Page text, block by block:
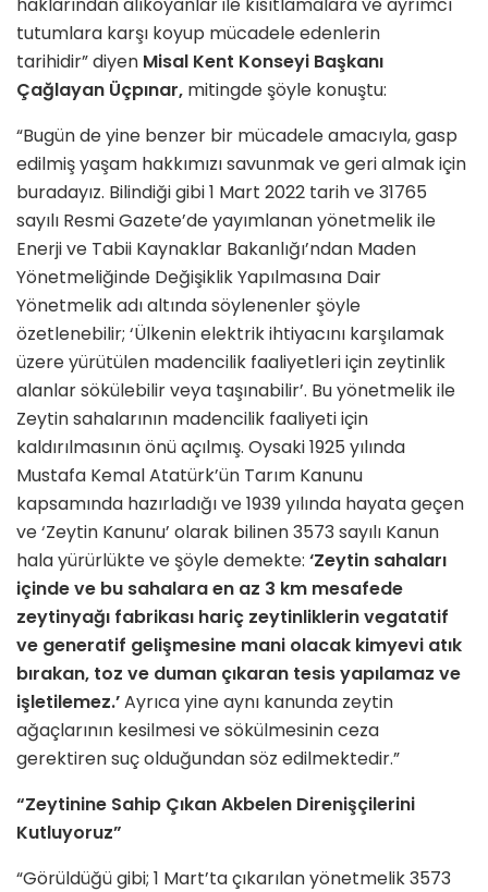
tutumlara karşı koyup mücadele edenlerin
tarihidir” diyen Misal Kent Konseyi Başkanı
Çağlayan Üçpınar, mitingde şöyle konuştu:
“Bugün de yine benzer bir mücadele amacıyla, gasp
edilmiş yaşam hakkımızı savunmak ve geri almak için
buradayız. Bilindiği gibi 1 Mart 2022 tarih ve 31765
sayılı Resmi Gazete’de yayımlanan yönetmelik ile
Enerji ve Tabii Kaynaklar Bakanlığı’ndan Maden
Yönetmeliğinde Değişiklik Yapılmasına Dair
Yönetmelik adı altında söylenenler şöyle
özetlenebilir; ‘Ülkenin elektrik ihtiyacını karşılamak
üzere yürütülen madencilik faaliyetleri için zeytinlik
alanlar sökülebilir veya taşınabilir’. Bu yönetmelik ile
Zeytin sahalarının madencilik faaliyeti için
kaldırılmasının önü açılmış. Oysaki 1925 yılında
Mustafa Kemal Atatürk’ün Tarım Kanunu
kapsamında hazırladığı ve 1939 yılında hayata geçen
ve ‘Zeytin Kanunu’ olarak bilinen 3573 sayılı Kanun
hala yürürlükte ve şöyle demekte: ‘Zeytin sahaları
içinde ve bu sahalara en az 3 km mesafede
zeytinyağı fabrikası hariç zeytinliklerin vegatatif
ve generatif gelişmesine mani olacak kimyevi atık
bırakan, toz ve duman çıkaran tesis yapılamaz ve
işletilemez.’Ayrıca yine aynı kanunda zeytin
ağaçlarının kesilmesi ve sökülmesinin ceza
gerektiren suç olduğundan söz edilmektedir.”
“Zeytinine Sahip Çıkan Akbelen Direnişçilerini
Kutluyoruz”
“Görüldüğü gibi; 1 Mart’ta çıkarılan yönetmelik 3573